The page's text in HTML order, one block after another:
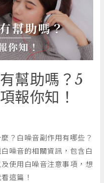
幫助嗎？5
報你知！
？白噪音副作用有哪些？
噪音的相關資訊，包含白
使用白噪音注意事項，想
這篇！